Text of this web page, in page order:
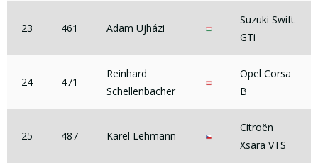
23 461 Adam Ujházi
Suzuki Swift
GTi
24 471
Reinhard
Schellenbacher
Opel Corsa
B
25 487 Karel Lehmann
Citroën
Xsara VTS